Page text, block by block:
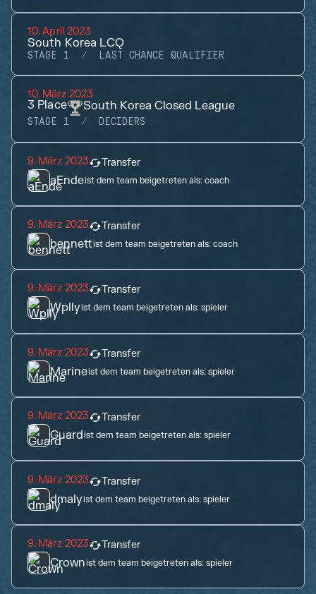
10. April 2023
South Korea LCQ
STAGE 1 LAST CHANCE QUALIFIER
10. März 2023
3 Place South Korea Closed League
STAGE 1 DECIDERS
9. März 2023 Transfer
aEndeist dem team beigetreten als:coach
9. März 2023 Transfer
bennettist dem team beigetreten als:coach
9. März 2023 Transfer
Wpllyist dem team beigetreten als:spieler
9. März 2023 Transfer
Marineist dem team beigetreten als:spieler
9. März 2023 Transfer
Guardist dem team beigetreten als:spieler
9. März 2023 Transfer
dmalyist dem team beigetreten als:spieler
9. März 2023 Transfer
Crownist dem team beigetreten als:spieler